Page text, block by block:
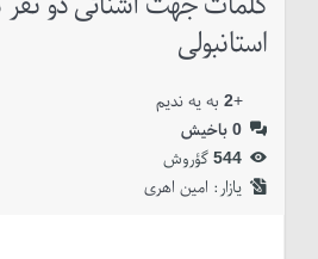
استانبولی
+
2به یه ندیم
0باخیش
544گؤروش
یازار:‌ امین اهری